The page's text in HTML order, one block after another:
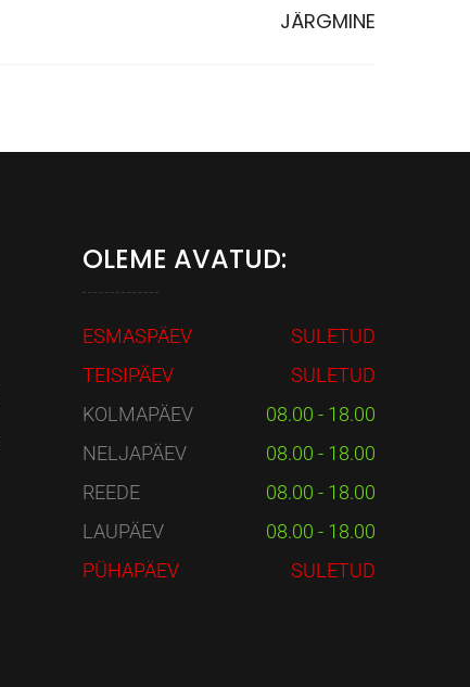
JÄRGMINE
OLEME AVATUD:
ESMASPÄEV
SULETUD
TEISIPÄEV
SULETUD
KOLMAPÄEV
08.00 - 18.00
NELJAPÄEV
08.00 - 18.00
REEDE
08.00 - 18.00
LAUPÄEV
08.00 - 18.00
PÜHAPÄEV
SULETUD